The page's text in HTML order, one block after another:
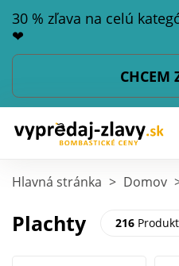
30 % zľava na celú
❤
CHCEM
Hlavná stránka > Domov
Plachty 216